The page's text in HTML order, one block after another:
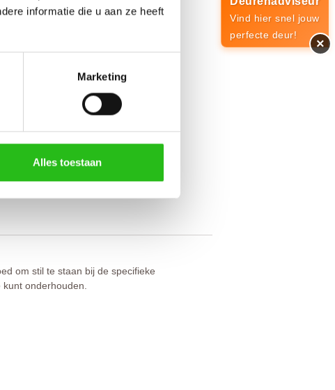
informatie die u aan ze heeft
Marketing
Alles toestaan
om stil te staan bij de specifieke
onderhouden.
Vind hier snel jouw
perfecte deur!
×